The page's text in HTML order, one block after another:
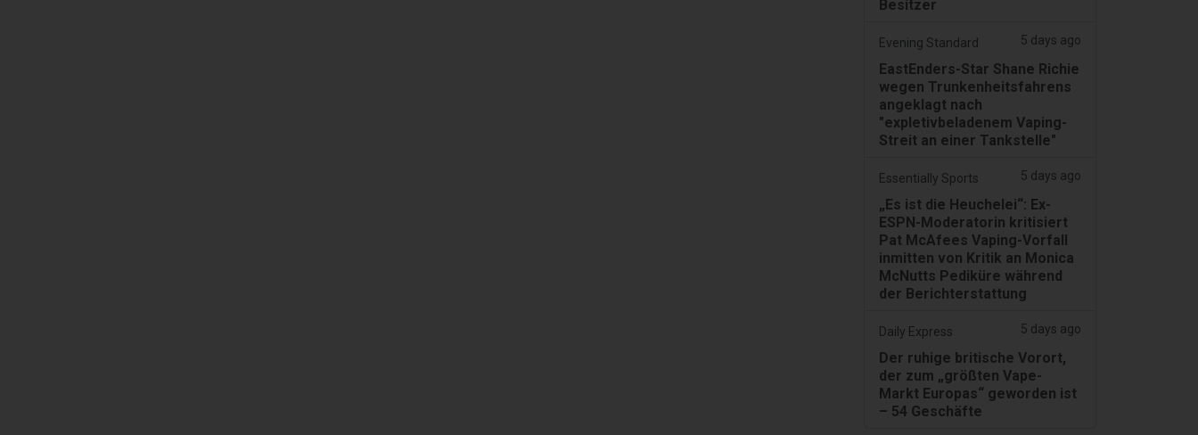
Besitzer
Evening Standard 5 days ago
EastEnders-Star Shane Richie
wegen Trunkenheitsfahrens
angeklagt nach
"expletivbeladenem Vaping-
Streit an einer Tankstelle"
Essentially Sports 5 days ago
„Es ist die Heuchelei“: Ex-
ESPN-Moderatorin kritisiert
Pat McAfees Vaping-Vorfall
inmitten von Kritik an Monica
McNutts Pediküre während
der Berichterstattung
Daily Express 5 days ago
Der ruhige britische Vorort,
der zum „größten Vape-
Markt Europas“ geworden ist
– 54 Geschäfte